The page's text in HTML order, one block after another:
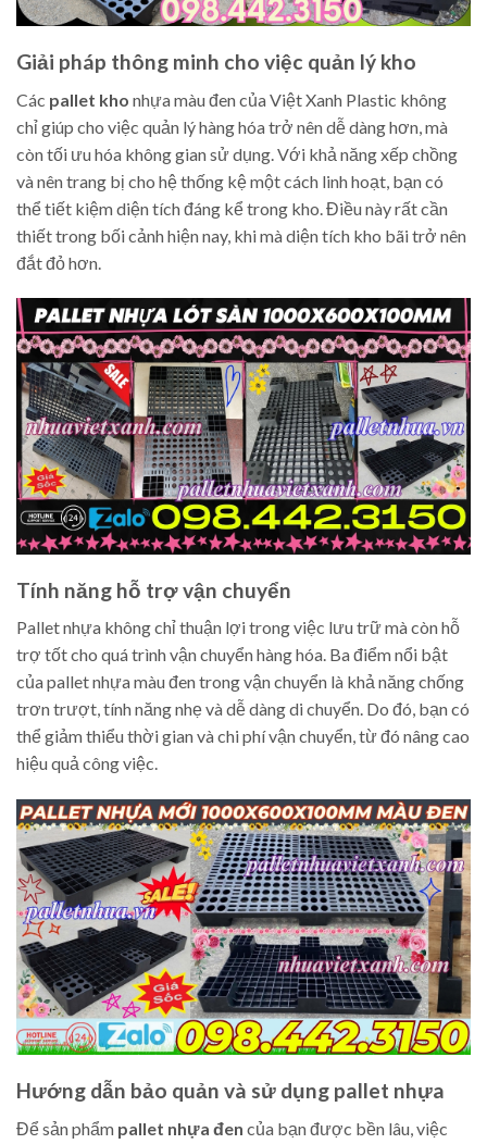
Giải pháp thông minh cho việc quản lý kho
Các pallet kho nhựa màu đen của Việt Xanh Plastic không
chỉ giúp cho việc quản lý hàng hóa trở nên dễ dàng hơn, mà
còn tối ưu hóa không gian sử dụng. Với khả năng xếp chồng
và nên trang bị cho hệ thống kệ một cách linh hoạt, bạn có
thể tiết kiệm diện tích đáng kể trong kho. Điều này rất cần
thiết trong bối cảnh hiện nay, khi mà diện tích kho bãi trở nên
đắt đỏ hơn.
Tính năng hỗ trợ vận chuyển
Pallet nhựa không chỉ thuận lợi trong việc lưu trữ mà còn hỗ
trợ tốt cho quá trình vận chuyển hàng hóa. Ba điểm nổi bật
của pallet nhựa màu đen trong vận chuyển là khả năng chống
trơn trượt, tính năng nhẹ và dễ dàng di chuyển. Do đó, bạn có
thể giảm thiểu thời gian và chi phí vận chuyển, từ đó nâng cao
hiệu quả công việc.
Hướng dẫn bảo quản và sử dụng pallet nhựa
Để sản phẩm pallet nhựa đen của bạn được bền lâu, việc